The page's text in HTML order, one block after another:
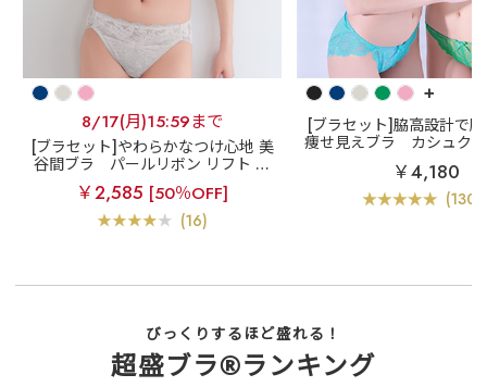
8/17(月)15:59まで
[ブラセット]やわらかなつけ心地 美
谷間ブラ
パールリボン リフト 脇
高 ブラジャー&ショーツ
￥2,585 [50％OFF]
(16)
+
[ブラセット]脇高設計で
痩せ見えブラ
カシュク
脇高ブラ(R) ブラジャー
￥4,180
びっくりするほど盛れる！
超盛ブラ®ランキング